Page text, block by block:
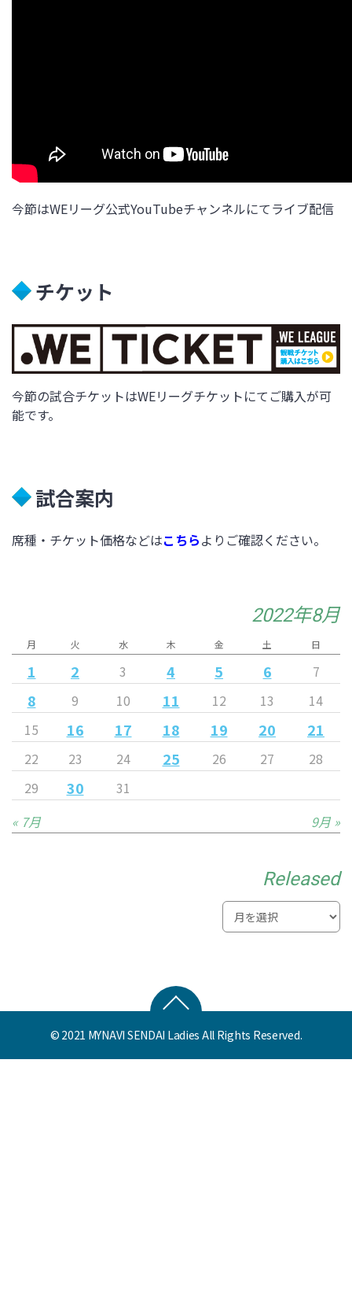
今節はWEリーグ公式YouTubeチャンネルにてライブ配信
チケット
今節の試合チケットはWEリーグチケットにてご購入が可
能です。
試合案内
席種・チケット価格などはこちらよりご確認ください。
2022年8月
月 火 水 木 金 土 日
1 2 3 4 5 6 7
8 9 10 11 12 13
14
15
16 17 18 19 20 21
22 23 24 25 26 27
28
29
30
31
« 7月
9月 »
Released
© 2021 MYNAVI SENDAI Ladies All Rights Reserved.